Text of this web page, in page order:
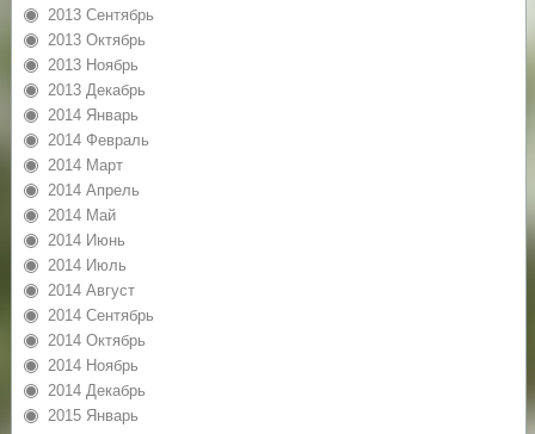
2013 Сентябрь
2013 Октябрь
2013 Ноябрь
2013 Декабрь
2014 Январь
2014 Февраль
2014 Март
2014 Апрель
2014 Май
2014 Июнь
2014 Июль
2014 Август
2014 Сентябрь
2014 Октябрь
2014 Ноябрь
2014 Декабрь
2015 Январь